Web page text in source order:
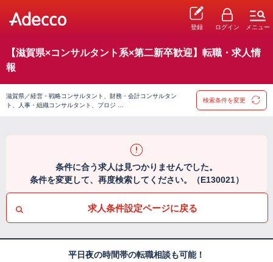
登録 ログイン メニュー
【滋賀県×コンサルタント系×第二新卒歓迎】転職・求人情
報
滋賀県／経営・戦略コンサルタント、財務・会計コンサルタン
ト、人事・組織コンサルタント、プロジ …
検索条件を変更
条件に合う求人は見つかりませんでした。
条件を変更して、再度検索してください。（E130021）
求人条件設定ページに戻る
平日夜の時間帯の転職相談も可能！